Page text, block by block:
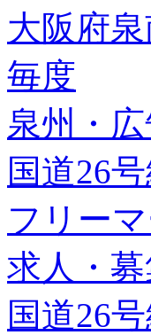
大阪府
毎度
泉州・
国道26
フリー
求人・
国道26